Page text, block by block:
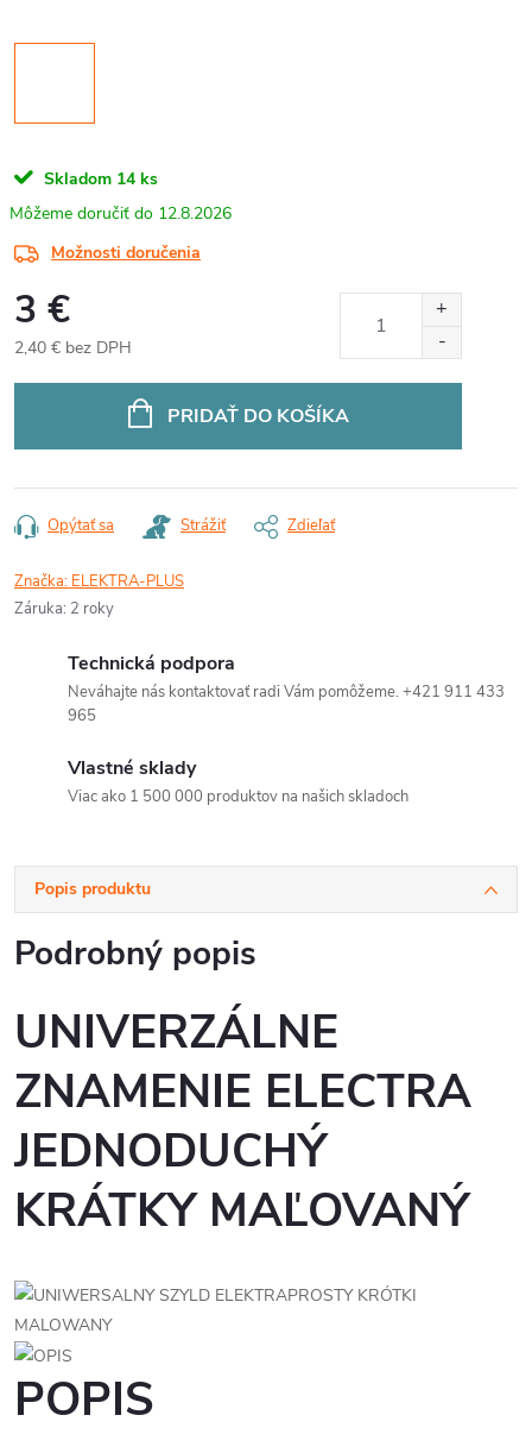
Skladom 14 ks
12.8.2026
Možnosti doručenia
3 €
2,40 € bez DPH
PRIDAŤ DO KOŠÍKA
Opýtať sa Strážiť Zdieľať
Značka: ELEKTRA-PLUS
Záruka: 2 roky
Technická podpora
Neváhajte nás kontaktovať radi Vám pomôžeme. +421 911 433
965
Vlastné sklady
Viac ako 1 500 000 produktov na našich skladoch
Popis produktu
Podrobný popis
UNIVERZÁLNE
ZNAMENIE ELECTRA
JEDNODUCHÝ
KRÁTKY MAĽOVANÝ
POPIS